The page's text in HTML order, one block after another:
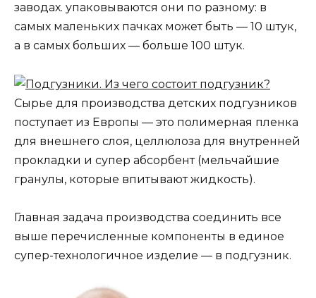
заводах. упаковываются они по разному: в
самых маленьких пачках может быть — 10 штук,
а в самых больших — больше 100 штук.
Сырье для производства детских подгузников
поступает из Европы — это полимерная пленка
для внешнего слоя, целлюлоза для внутренней
прокладки и супер абсорбент (мельчайшие
гранулы, которые впитывают жидкость).
Главная задача производства соединить все
выше перечисленные компоненты в единое
супер-технологичное изделие — в подгузник.